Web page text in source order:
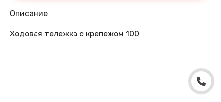
Описание
Ходовая тележка с крепежом 100